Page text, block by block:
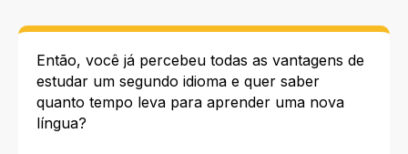
Então, você já percebeu todas as vantagens de
estudar um segundo idioma e quer saber
quanto tempo leva para aprender uma nova
língua?